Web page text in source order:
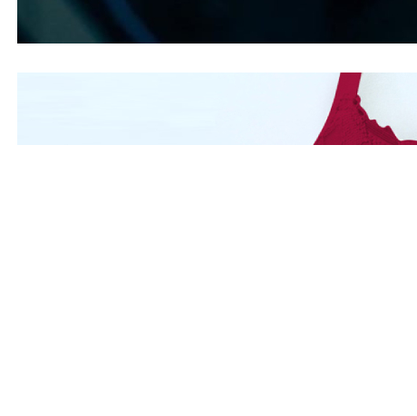
Mengintip Kepribadian
Wanita Dari Warna Bra